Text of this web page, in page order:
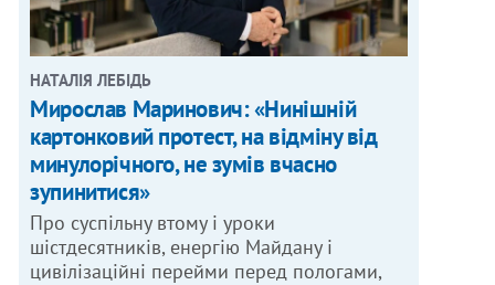
НАТАЛІЯ ЛЕБІДЬ
Мирослав Маринович: «Нинішній
картонковий протест, на відміну від
минулорічного, не зумів вчасно
зупинитися»
Про суспільну втому і уроки
шістдесятників, енергію Майдану і
цивілізаційні перейми перед пологами,